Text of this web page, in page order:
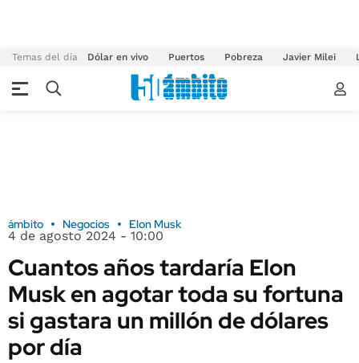
Temas del día Dólar en vivo Puertos Pobreza Javier Milei
ámbito Negocios Elon Musk
4 de agosto 2024 - 10:00
Cuantos años tardaría Elon
Musk en agotar toda su fortuna
si gastara un millón de dólares
por día